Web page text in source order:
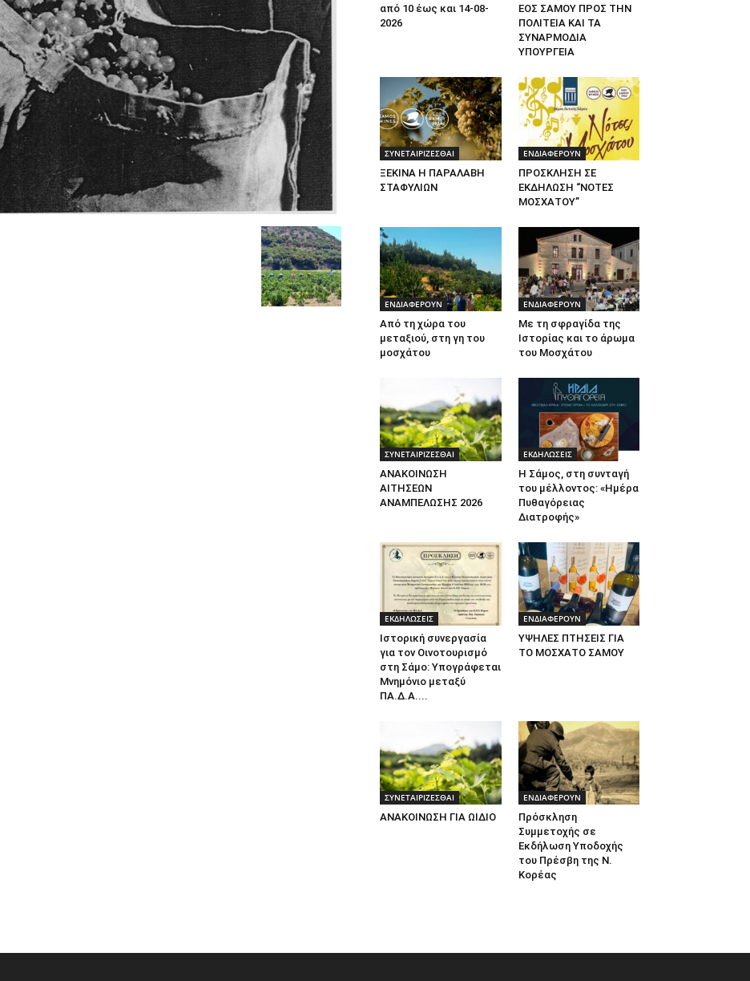
από 10 έως και 14-08-
2026
ΕΟΣ ΣΑΜΟΥ ΠΡΟΣ ΤΗΝ
ΠΟΛΙΤΕΙΑ ΚΑΙ ΤΑ
ΣΥΝΑΡΜΟΔΙΑ
ΥΠΟΥΡΓΕΙΑ
ΣΥΝΕΤΑΙΡΙΖΕΣΘΑΙ
ΞΕΚΙΝΑ Η ΠΑΡΑΛΑΒΗ
ΣΤΑΦΥΛΙΩΝ
ΕΝΔΙΑΦΕΡΟΥΝ
ΠΡΟΣΚΛΗΣΗ ΣΕ
ΕΚΔΗΛΩΣΗ “ΝΟΤΕΣ
ΜΟΣΧΑΤΟΥ”
ΕΝΔΙΑΦΕΡΟΥΝ
Από τη χώρα του
μεταξιού, στη γη του
μοσχάτου
ΕΝΔΙΑΦΕΡΟΥΝ
Με τη σφραγίδα της
Ιστορίας και το άρωμα
του Μοσχάτου
ΣΥΝΕΤΑΙΡΙΖΕΣΘΑΙ
ΑΝΑΚΟΙΝΩΣΗ
ΑΙΤΗΣΕΩΝ
ΑΝΑΜΠΕΛΩΣΗΣ 2026
ΕΚΔΗΛΩΣΕΙΣ
Η Σάμος, στη συνταγή
του μέλλοντος: «Ημέρα
Πυθαγόρειας
Διατροφής»
ΕΚΔΗΛΩΣΕΙΣ
Ιστορική συνεργασία
για τον Οινοτουρισμό
στη Σάμο: Υπογράφεται
Μνημόνιο μεταξύ
ΠΑ.Δ.Α....
ΕΝΔΙΑΦΕΡΟΥΝ
ΥΨΗΛΕΣ ΠΤΗΣΕΙΣ ΓΙΑ
ΤΟ ΜΟΣΧΑΤΟ ΣΑΜΟΥ
ΣΥΝΕΤΑΙΡΙΖΕΣΘΑΙ
ΑΝΑΚΟΙΝΩΣΗ ΓΙΑ ΩΙΔΙΟ
ΕΝΔΙΑΦΕΡΟΥΝ
Πρόσκληση
Συμμετοχής σε
Εκδήλωση Υποδοχής
του Πρέσβη της Ν.
Κορέας